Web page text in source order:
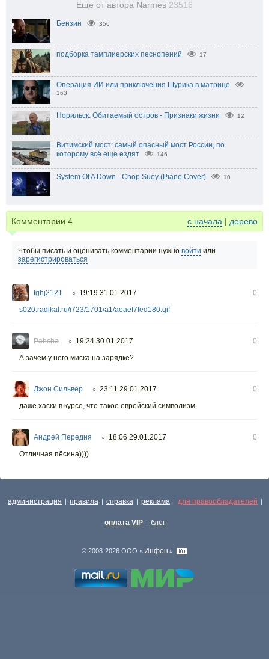
Еще от автора Narmes 23516
Бензин 356
подборка тамплиерских песнопений 17
Операция ИИ или приключения Шурика в матрице
163
Норильск. Обитаемый остров - Признаки жизни 12
Витимский мост: самый опасный мост России, по
которому всё ещё ездят
146
System Of A Down - Chop Suey (Piano Cover) 10
Комментарии 4 с начала | дерево
Чтобы писать и оценивать комментарии нужно войти или
зарегистрироваться
fghj2121 ○ 19:19 31.01.2017
0
s020.radikal.ru/i723/1701/a1/aeaef7fed180.gif
Pahcha ○ 19:24 30.01.2017
0
А зачем у него миска на зарядке?
Джон Сильвер ○ 23:11 29.01.2017
0
даже хаски в курсе, что такое еврейский символизм
Андрей Передня ○ 18:06 29.01.2017
0
Отличная пёсина))))
администрация | правила | справка | реклама | для правообладателей |
оплата VIP | блог
© 2008-2026 ООО « Инфон »